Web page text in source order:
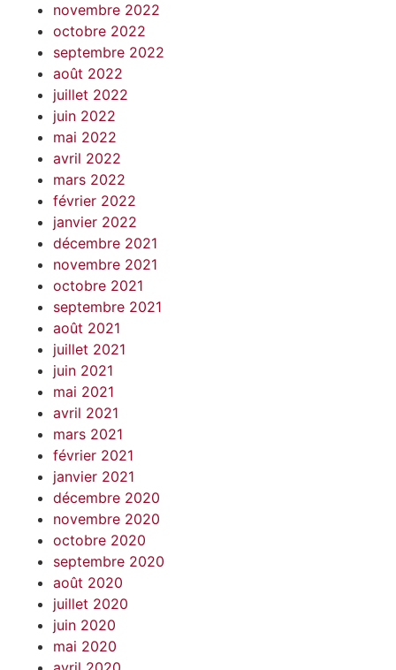
novembre 2022
octobre 2022
septembre 2022
août 2022
juillet 2022
juin 2022
mai 2022
avril 2022
mars 2022
février 2022
janvier 2022
décembre 2021
novembre 2021
octobre 2021
septembre 2021
août 2021
juillet 2021
juin 2021
mai 2021
avril 2021
mars 2021
février 2021
janvier 2021
décembre 2020
novembre 2020
octobre 2020
septembre 2020
août 2020
juillet 2020
juin 2020
mai 2020